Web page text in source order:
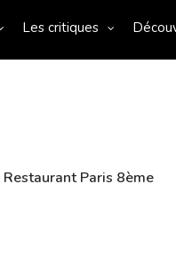
Les critiques
Restaurant Paris 8ème